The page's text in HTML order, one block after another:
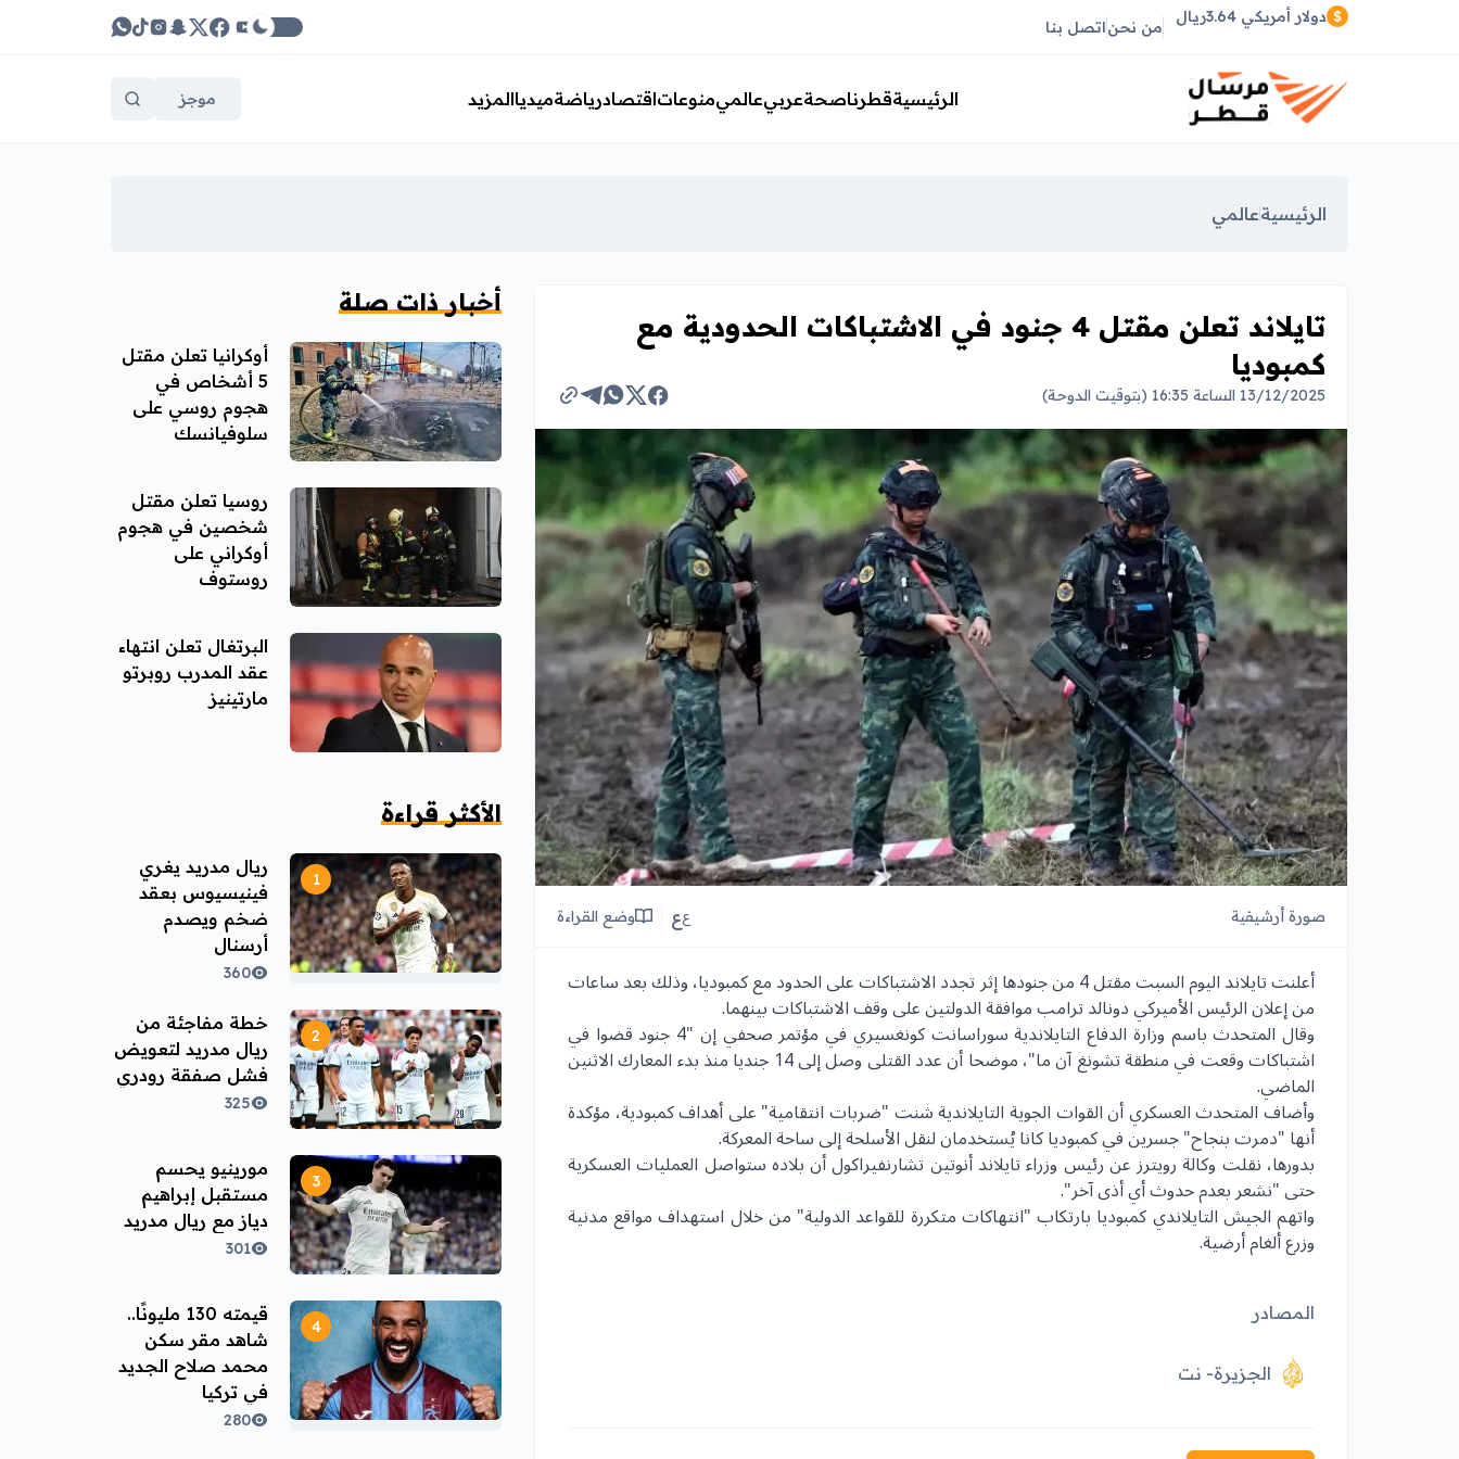
دولار أمريكي 3.64ريال
من نحناتصل بنا
الرئيسيةقطرناصحةعربيعالميمنوعاتاقتصادرياضةميدياالمزيد موجز
الرئيسيةعالمي
تايلاند تعلن مقتل 4 جنود في الاشتباكات الحدودية مع
كمبوديا
13/12/2025 الساعة 16:35 (بتوقيت الدوحة)
صورة أرشيفية عع وضع القراءة
أعلنت تايلاند اليوم السبت مقتل 4 من جنودها إثر تجدد الاشتباكات على الحدود مع كمبوديا، وذلك بعد ساعات
من إعلان الرئيس الأميركي دونالد ترامب موافقة الدولتين على وقف الاشتباكات بينهما.
وقال المتحدث باسم وزارة الدفاع التايلاندية سوراسانت كونغسيري في مؤتمر صحفي إن "4 جنود قضوا في
اشتباكات وقعت في منطقة تشونغ آن ما"، موضحا أن عدد القتلى وصل إلى 14 جنديا منذ بدء المعارك الاثنين
الماضي.
وأضاف المتحدث العسكري أن القوات الجوية التايلاندية شنت "ضربات انتقامية" على أهداف كمبودية، مؤكدة
أنها "دمرت بنجاح" جسرين في كمبوديا كانا يُستخدمان لنقل الأسلحة إلى ساحة المعركة.
بدورها، نقلت وكالة رويترز عن رئيس وزراءتايلاندأنوتين تشارنفيراكول أن بلاده ستواصل العمليات العسكرية
حتى "نشعر بعدم حدوث أي أذى آخر".
واتهم الجيش التايلاندي كمبوديا بارتكاب "انتهاكات متكررة للقواعد الدولية" من خلال استهداف مواقع مدنية
وزرع ألغام أرضية.
المصادر
الجزيرة- نت
أخبار ذات صلة
أوكرانيا تعلن مقتل
5 أشخاص في
هجوم روسي على
سلوفيانسك
روسيا تعلن مقتل
شخصين في هجوم
أوكراني على
روستوف
البرتغال تعلن انتهاء
عقد المدرب روبرتو
مارتينيز
الأكثر قراءة
ريال مدريد يغري
فينيسيوس بعقد
ضخم ويصدم
أرسنال
360
خطة مفاجئة من
ريال مدريد لتعويض
فشل صفقة رودري
325
مورينيو يحسم
مستقبل إبراهيم
دياز مع ريال مدريد
301
قيمته 130 مليونًا..
شاهد مقر سكن
محمد صلاح الجديد
في تركيا
280